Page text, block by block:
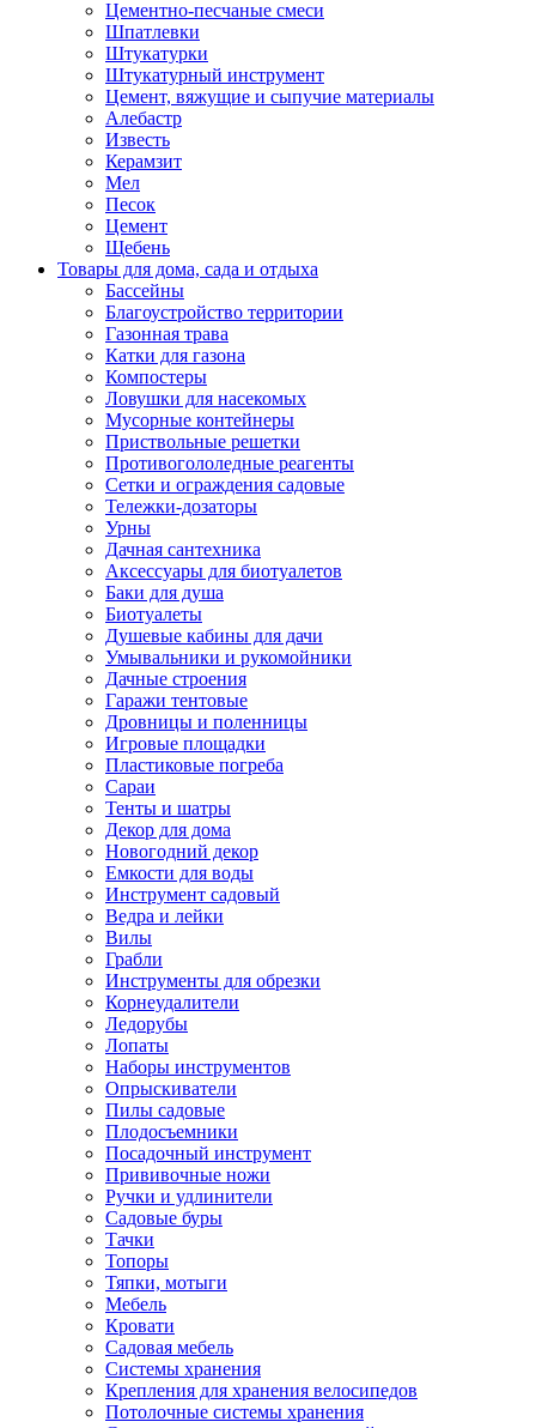
Цементно-песчаные смеси
Шпатлевки
Штукатурки
Штукатурный инструмент
Цемент, вяжущие и сыпучие материалы
Алебастр
Известь
Керамзит
Мел
Песок
Цемент
Щебень
Товары для дома, сада и отдыха
Бассейны
Благоустройство территории
Газонная трава
Катки для газона
Компостеры
Ловушки для насекомых
Мусорные контейнеры
Приствольные решетки
Противогололедные реагенты
Сетки и ограждения садовые
Тележки-дозаторы
Урны
Дачная сантехника
Аксессуары для биотуалетов
Баки для душа
Биотуалеты
Душевые кабины для дачи
Умывальники и рукомойники
Дачные строения
Гаражи тентовые
Дровницы и поленницы
Игровые площадки
Пластиковые погреба
Сараи
Тенты и шатры
Декор для дома
Новогодний декор
Емкости для воды
Инструмент садовый
Ведра и лейки
Вилы
Грабли
Инструменты для обрезки
Корнеудалители
Ледорубы
Лопаты
Наборы инструментов
Опрыскиватели
Пилы садовые
Плодосъемники
Посадочный инструмент
Прививочные ножи
Ручки и удлинители
Садовые буры
Тачки
Топоры
Тяпки, мотыги
Мебель
Кровати
Садовая мебель
Системы хранения
Крепления для хранения велосипедов
Потолочные системы хранения